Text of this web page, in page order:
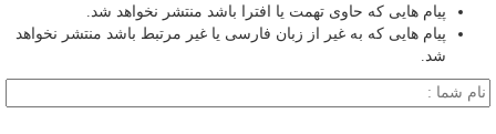
پیام هایی که حاوی تهمت یا افترا باشد منتشر نخواهد شد.
پیام هایی که به غیر از زبان فارسی یا غیر مرتبط باشد منتشر نخواهد
شد.